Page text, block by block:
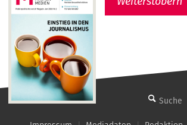
MMM - Menschen machen Medien